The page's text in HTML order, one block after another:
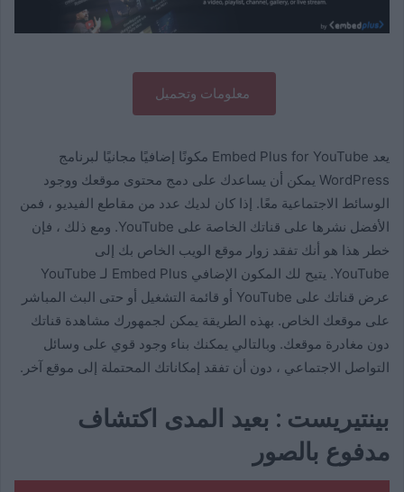
معلومات وتحميل
يعد Embed Plus for YouTube مكونًا إضافيًا مجانيًا لبرنامج
WordPress يمكن أن يساعدك على دمج محتوى موقعك ووجود
الوسائط الاجتماعية معًا. إذا كان لديك عدد من مقاطع الفيديو ، فمن
الأفضل نشرها على قناتك الخاصة على YouTube. ومع ذلك ، فإن
خطر هذا هو أنك تفقد زوار موقع الويب الخاص بك إلى
YouTube. يتيح لك المكون الإضافي Embed Plus لـ YouTube
عرض قناتك على YouTube أو قائمة التشغيل أو حتى البث المباشر
على موقعك الخاص. بهذه الطريقة يمكن لجمهورك مشاهدة قناتك
دون مغادرة موقعك. وبالتالي يمكنك بناء وجود قوي على وسائل
التواصل الاجتماعي ، دون أن تفقد إمكاناتك المحتملة إلى موقع آخر.
بينتيريست : بعيد المدى اكتشاف
مدفوع بالصور